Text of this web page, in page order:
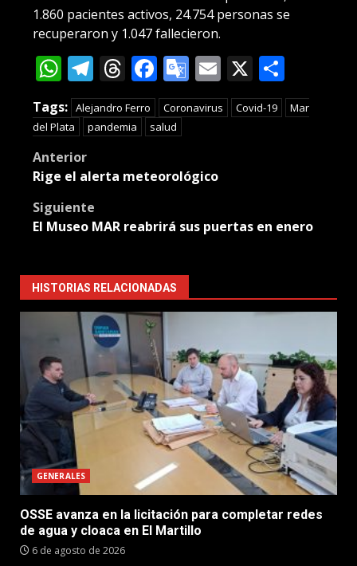
1.860 pacientes activos, 24.754 personas se
recuperaron y 1.047 fallecieron.
WhatsApp
Telegram
Threads
Facebook
Google
Translate
Email
X
Tags: Alejandro Ferro Coronavirus Covid-19
Mar
del Plata
pandemia salud
Post
navigation
Anterior
Rige el alerta meteorológico
Siguiente
El Museo MAR reabrirá sus puertas en enero
HISTORIAS RELACIONADAS
GENERALES
OSSE avanza en la licitación para completar redes
de agua y cloaca en El Martillo
6 de agosto de 2026